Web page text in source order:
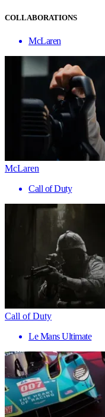
COLLABORATIONS
McLaren
McLaren
Call of Duty
Call of Duty
Le Mans Ultimate